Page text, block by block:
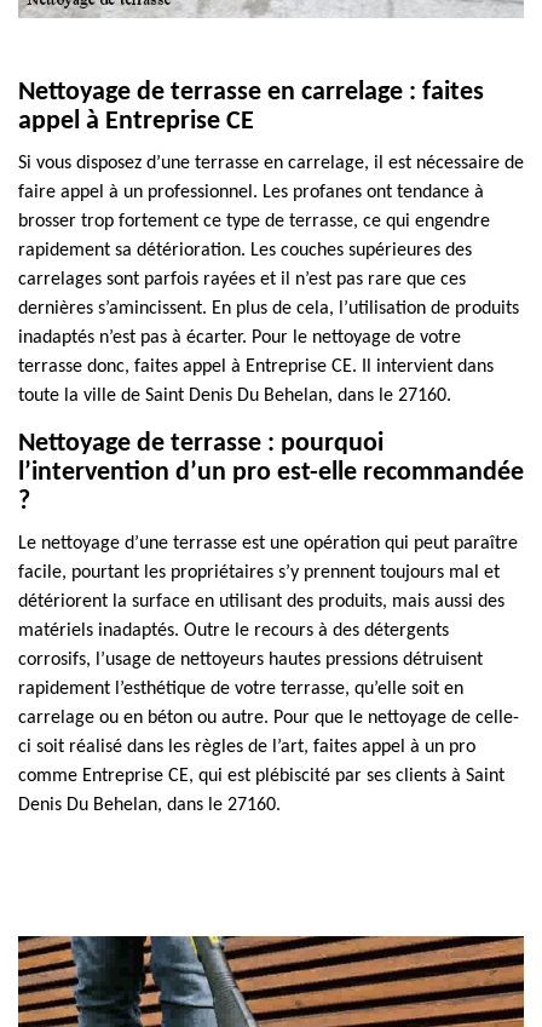
Nettoyage de terrasse en carrelage : faites
appel à Entreprise CE
Si vous disposez d’une terrasse en carrelage, il est nécessaire de
faire appel à un professionnel. Les profanes ont tendance à
brosser trop fortement ce type de terrasse, ce qui engendre
rapidement sa détérioration. Les couches supérieures des
carrelages sont parfois rayées et il n’est pas rare que ces
dernières s’amincissent. En plus de cela, l’utilisation de produits
inadaptés n’est pas à écarter. Pour le nettoyage de votre
terrasse donc, faites appel à Entreprise CE. Il intervient dans
toute la ville de Saint Denis Du Behelan, dans le 27160.
Nettoyage de terrasse : pourquoi
l’intervention d’un pro est-elle recommandée
?
Le nettoyage d’une terrasse est une opération qui peut paraître
facile, pourtant les propriétaires s’y prennent toujours mal et
détériorent la surface en utilisant des produits, mais aussi des
matériels inadaptés. Outre le recours à des détergents
corrosifs, l’usage de nettoyeurs hautes pressions détruisent
rapidement l’esthétique de votre terrasse, qu’elle soit en
carrelage ou en béton ou autre. Pour que le nettoyage de celle-
ci soit réalisé dans les règles de l’art, faites appel à un pro
comme Entreprise CE, qui est plébiscité par ses clients à Saint
Denis Du Behelan, dans le 27160.